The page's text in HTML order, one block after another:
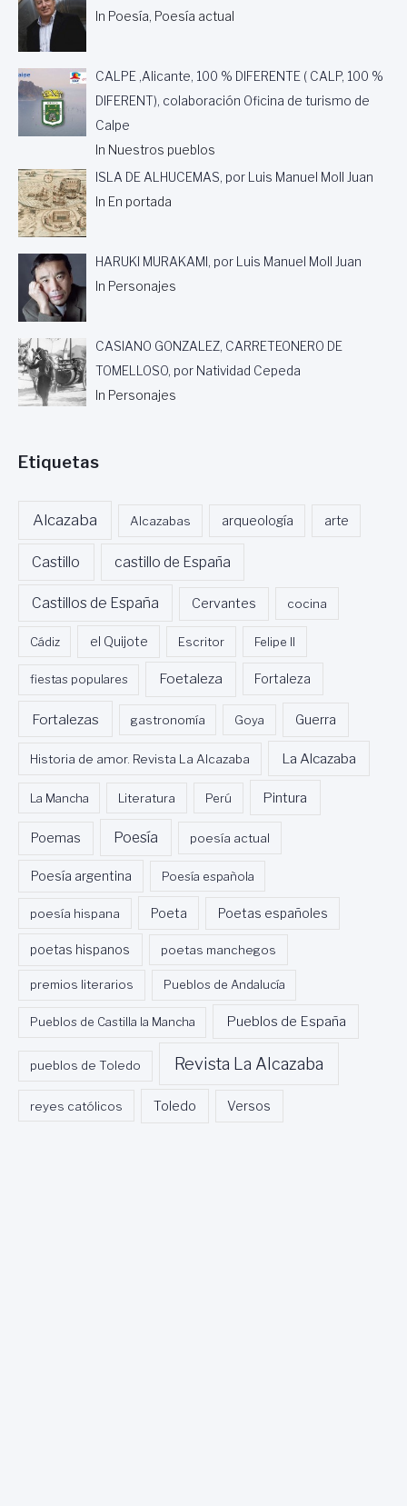
In Poesía, Poesía actual
CALPE ,Alicante, 100 % DIFERENTE ( CALP, 100 %
DIFERENT), colaboración Oficina de turismo de
Calpe
In Nuestros pueblos
ISLA DE ALHUCEMAS, por Luis Manuel Moll Juan
In En portada
HARUKI MURAKAMI, por Luis Manuel Moll Juan
In Personajes
CASIANO GONZALEZ, CARRETEONERO DE
TOMELLOSO, por Natividad Cepeda
In Personajes
Etiquetas
Alcazaba Alcazabas arqueología arte
Castillo castillo de España
Castillos de España Cervantes cocina
Cádiz el Quijote Escritor Felipe II
fiestas populares Foetaleza Fortaleza
Fortalezas gastronomía Goya Guerra
Historia de amor. Revista La Alcazaba La Alcazaba
La Mancha Literatura Perú Pintura
Poemas Poesía poesía actual
Poesía argentina Poesía española
poesía hispana Poeta Poetas españoles
poetas hispanos poetas manchegos
premios literarios Pueblos de Andalucía
Pueblos de Castilla la Mancha Pueblos de España
pueblos de Toledo Revista La Alcazaba
reyes católicos Toledo Versos